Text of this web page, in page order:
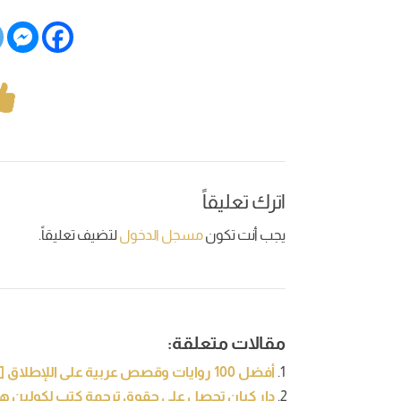
اترك تعليقاً
يجب أنت تكونمسجل الدخوللتضيف تعليقاً.
مقالات متعلقة:
أفضل 100 روايات وقصص عربية على اللإطلاق [تحديث 2021]
دار كيان تحصل على حقوق ترجمة كتب لكولين